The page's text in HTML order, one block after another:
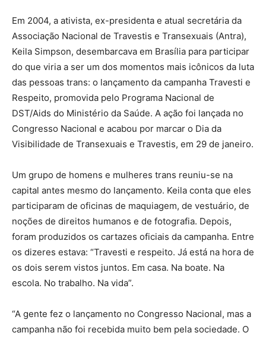
Em 2004, a ativista, ex-presidenta e atual secretária da
Associação Nacional de Travestis e Transexuais (Antra),
Keila Simpson, desembarcava em Brasília para participar
do que viria a ser um dos momentos mais icônicos da luta
das pessoas trans: o lançamento da campanha Travesti e
Respeito, promovida pelo Programa Nacional de
DST/Aids do Ministério da Saúde. A ação foi lançada no
Congresso Nacional e acabou por marcar o Dia da
Visibilidade de Transexuais e Travestis, em 29 de janeiro.
Um grupo de homens e mulheres trans reuniu-se na
capital antes mesmo do lançamento. Keila conta que eles
participaram de oficinas de maquiagem, de vestuário, de
noções de direitos humanos e de fotografia. Depois,
foram produzidos os cartazes oficiais da campanha. Entre
os dizeres estava: “Travesti e respeito. Já está na hora de
os dois serem vistos juntos. Em casa. Na boate. Na
escola. No trabalho. Na vida”.
“A gente fez o lançamento no Congresso Nacional, mas a
campanha não foi recebida muito bem pela sociedade. O